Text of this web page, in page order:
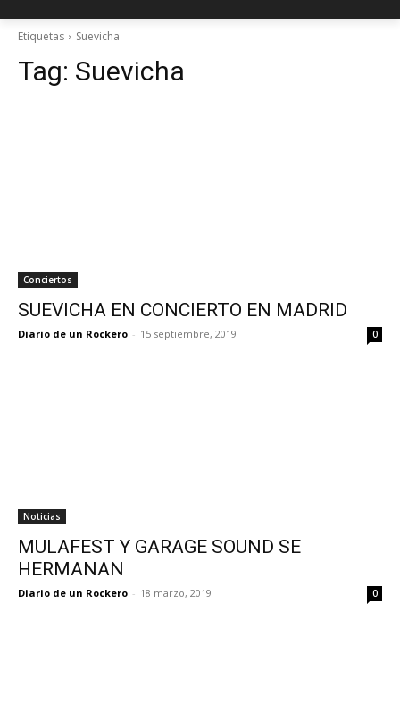
Etiquetas Suevicha
Tag: Suevicha
Conciertos
SUEVICHA EN CONCIERTO EN MADRID
Diario de un Rockero - 15 septiembre, 2019 0
Noticias
MULAFEST Y GARAGE SOUND SE
HERMANAN
Diario de un Rockero - 18 marzo, 2019 0